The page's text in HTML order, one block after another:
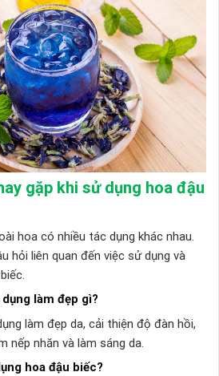
gặp khi sử dụng hoa đậu
hoa có nhiều tác dụng khác nhau.
hỏi liên quan đến việc sử dụng và
làm đẹp gì?
làm đẹp da, cải thiện độ đàn hồi,
nếp nhăn và làm sáng da.
hoa đậu biếc?